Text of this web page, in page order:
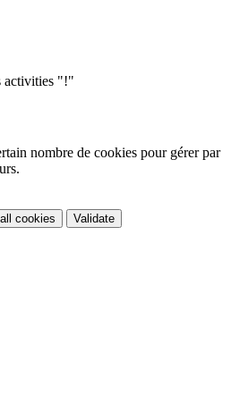
activities "!"
nombre de cookies pour gérer par
cookies Validate